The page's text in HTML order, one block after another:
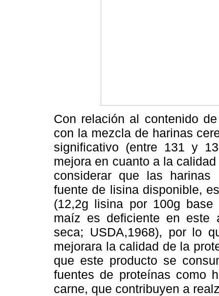
Con relación al contenido
con la mezcla de harinas
significativo (entre 131 y
mejora en cuanto a la
considerar que las harinas
fuente de lisina disponible,
(12,2g lisina por 100g
maíz es deficiente en este
seca; USDA,1968), por lo
mejorara la calidad de la
que este producto se
fuentes de proteínas como
carne, que contribuyen a